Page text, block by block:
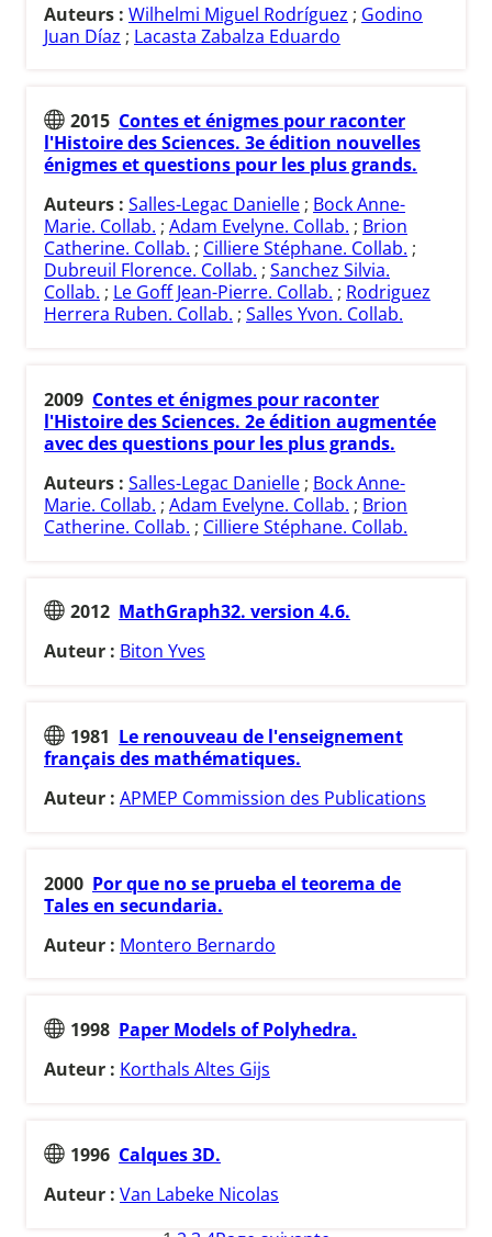
Auteurs : Wilhelmi Miguel Rodríguez ; Godino
Juan Díaz ; Lacasta Zabalza Eduardo
2015 Contes et énigmes pour raconter
l'Histoire des Sciences. 3e édition nouvelles
énigmes et questions pour les plus grands.
Auteurs : Salles-Legac Danielle ; Bock Anne-
Marie. Collab. ; Adam Evelyne. Collab. ; Brion
Catherine. Collab. ; Cilliere Stéphane. Collab. ;
Dubreuil Florence. Collab. ; Sanchez Silvia.
Collab. ; Le Goff Jean-Pierre. Collab. ; Rodriguez
Herrera Ruben. Collab. ; Salles Yvon. Collab.
2009 Contes et énigmes pour raconter
l'Histoire des Sciences. 2e édition augmentée
avec des questions pour les plus grands.
Auteurs : Salles-Legac Danielle ; Bock Anne-
Marie. Collab. ; Adam Evelyne. Collab. ; Brion
Catherine. Collab. ; Cilliere Stéphane. Collab.
2012 MathGraph32. version 4.6.
Auteur : Biton Yves
1981 Le renouveau de l'enseignement
français des mathématiques.
Auteur : APMEP Commission des Publications
2000 Por que no se prueba el teorema de
Tales en secundaria.
Auteur : Montero Bernardo
1998 Paper Models of Polyhedra.
Auteur : Korthals Altes Gijs
1996 Calques 3D.
Auteur : Van Labeke Nicolas